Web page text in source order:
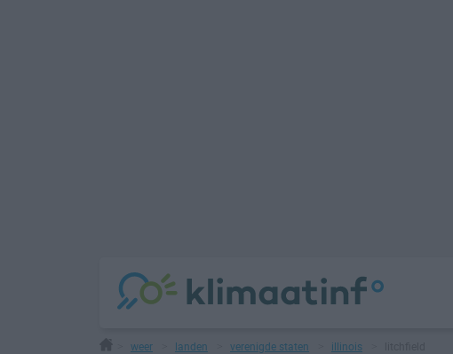
weer landen verenigde staten illinois